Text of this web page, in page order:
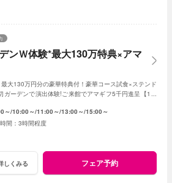
ンＷ体験*最大130万特典×アマ
大130万円分の豪華特典付！豪華コース試食×ステンド
ガーデンで演出体験!ご来館でアマギフ5千円進呈【1件
～ 10:00～ 11:00～ 13:00～ 15:00～
3時間程度
しくみる フェア予約